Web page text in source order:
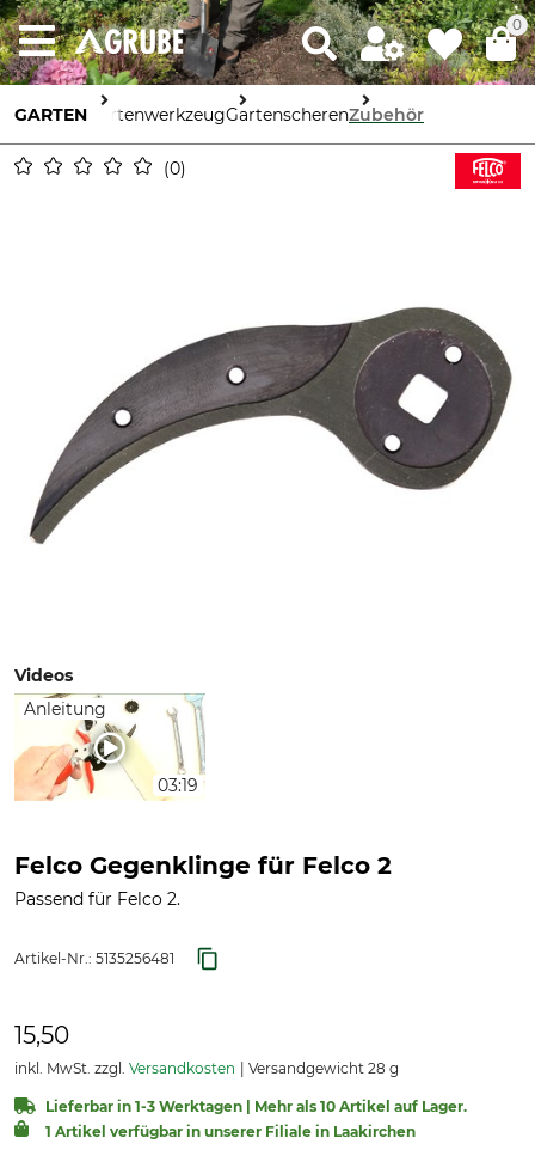
0
GARTEN GartenwerkzeugGartenscherenZubehör
0
Videos
Anleitung
03:19
Felco Gegenklinge für Felco 2
Passend für Felco 2.
Artikel-Nr.: 5135256481
15,50
inkl. MwSt. zzgl. Versandkosten Versandgewicht 28 g
Lieferbar in 1-3 Werktagen | Mehr als 10 Artikel auf Lager.
1 Artikel verfügbar in unserer Filiale in Laakirchen